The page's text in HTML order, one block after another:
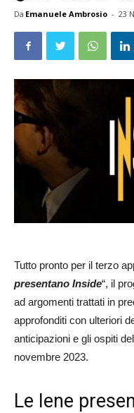
Da Emanuele Ambrosio - 23
Tutto pronto per il terzo
presentano Inside“, il
ad argomenti trattati in
approfonditi con ulteriori
anticipazioni e gli ospiti
novembre 2023.
Le Iene